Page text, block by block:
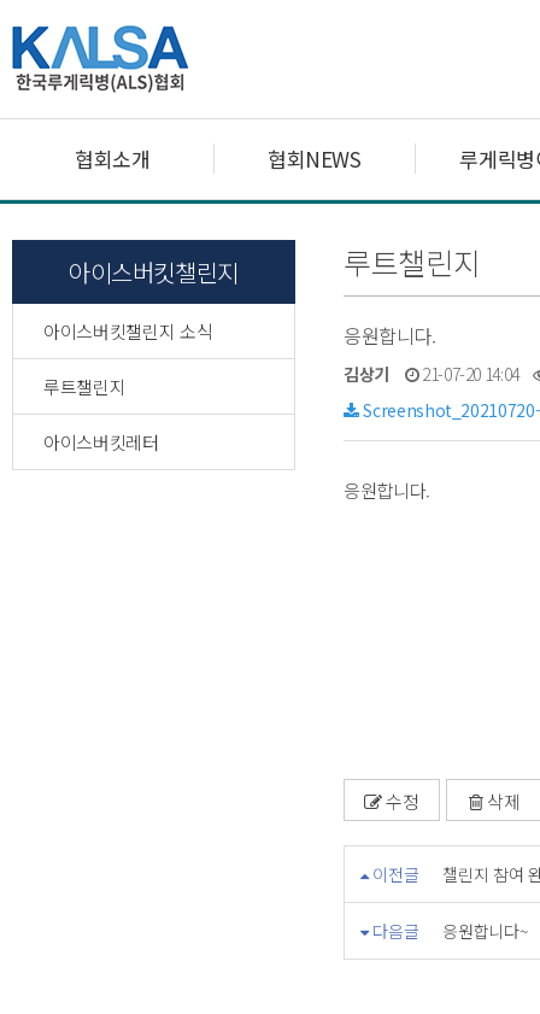
협회소개 협회NEWS 루게릭
아이스버킷챌린지
아이스버킷챌린지 소식
루트챌린지
아이스버킷레터
루트챌린지
응원합니다.
김상기
21-07-20 14:04
응원합니다.
수정 삭제
이전글 챌린지 참여
다음글 응원합니다~